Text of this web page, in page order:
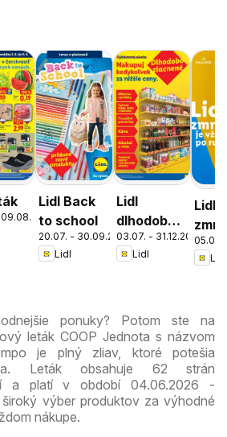
Lidl Back
to school
20.07. - 30.09.2026
Lidl
Lidl
dlhodobo
zlacnené
03.07. - 31.12.2026
Lidl
Lidl
05.05.
Lidl
ponuky? Potom ste na
leták COOP Jednota s názvom
je plný zliav, ktoré potešia
Leták obsahuje 62 strán
a platí v období 04.06.2026 -
výber produktov za výhodné
nákupe.